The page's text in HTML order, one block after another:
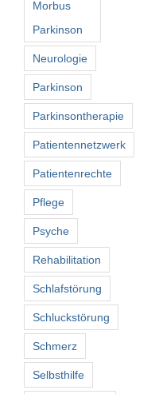
Morbus
Parkinson
Neurologie
Parkinson
Parkinsontherapie
Patientennetzwerk
Patientenrechte
Pflege
Psyche
Rehabilitation
Schlafstörung
Schluckstörung
Schmerz
Selbsthilfe